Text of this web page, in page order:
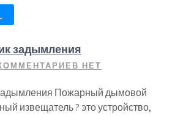
задымления
НЕТ
Пожарный дымовой
извещатель ? это устройство,